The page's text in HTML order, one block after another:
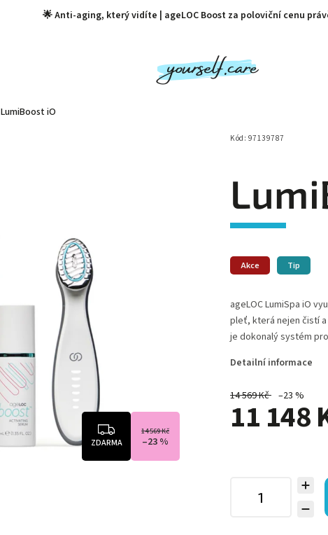
🌟 Anti-aging, který vidíte | ageLOC Boost za poloviční cenu
Rtěnky Nu Color
LumiBoost iO
ZDARMA
14 569 Kč
–23 %
Kód: 97139787
ageLOC LumiSpa iO
pleť, která nejen čistí
je dokonalý systém
Detailní informace
Akce Tip
14 569 Kč –23 %
11 148